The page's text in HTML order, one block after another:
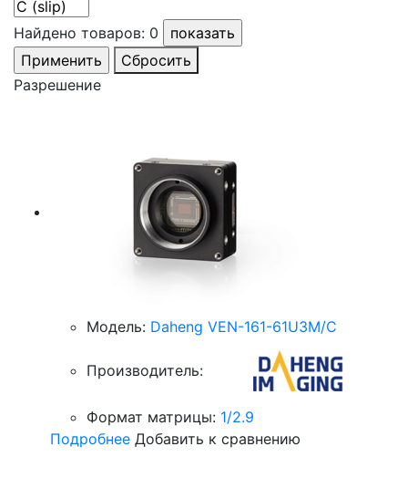
Найдено товаров: 0
Сбросить
Разрешение
Модель: Daheng VEN-161-61U3M/C
Производитель:
Формат матрицы: 1/2.9
Подробнее Добавить к сравнению